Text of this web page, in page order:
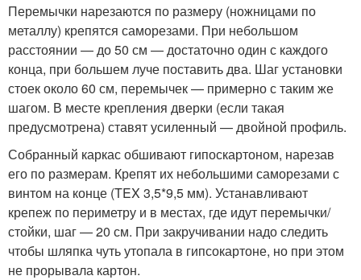
Перемычки нарезаются по размеру (ножницами по
металлу) крепятся саморезами. При небольшом
расстоянии — до 50 см — достаточно один с каждого
конца, при большем луче поставить два. Шаг установки
стоек около 60 см, перемычек — примерно с таким же
шагом. В месте крепления дверки (если такая
предусмотрена) ставят усиленный — двойной профиль.
Собранный каркас обшивают гипоскартоном, нарезав
его по размерам. Крепят их небольшими саморезами с
винтом на конце (TEX 3,5*9,5 мм). Устанавливают
крепеж по периметру и в местах, где идут перемычки/
стойки, шаг — 20 см. При закручивании надо следить
чтобы шляпка чуть утопала в гипсокартоне, но при этом
не прорывала картон.